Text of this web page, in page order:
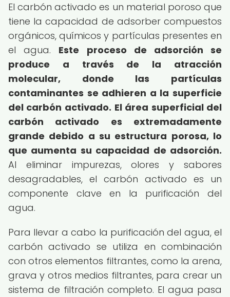
El carbón activado es un material poroso que
tiene la capacidad de adsorber compuestos
orgánicos, químicos y partículas presentes en
el agua. Este proceso de adsorción se
produce a través de la atracción
molecular, donde las partículas
contaminantes se adhieren a la superficie
del carbón activado. El área superficial del
carbón activado es extremadamente
grande debido a su estructura porosa, lo
que aumenta su capacidad de adsorción.
Al eliminar impurezas, olores y sabores
desagradables, el carbón activado es un
componente clave en la purificación del
agua.
Para llevar a cabo la purificación del agua, el
carbón activado se utiliza en combinación
con otros elementos filtrantes, como la arena,
grava y otros medios filtrantes, para crear un
sistema de filtración completo. El agua pasa